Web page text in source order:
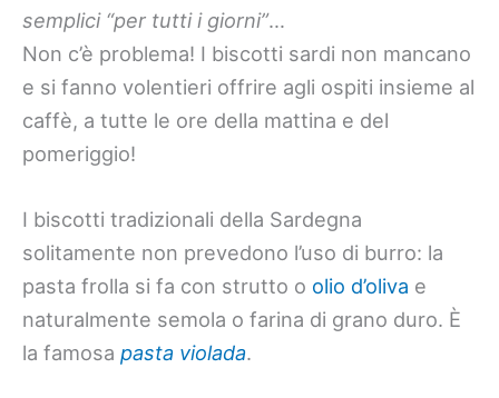
semplici “per tutti i giorni”…
Non c’è problema! I biscotti sardi non mancano
e si fanno volentieri offrire agli ospiti insieme al
caffè, a tutte le ore della mattina e del
pomeriggio!
I biscotti tradizionali della Sardegna
solitamente non prevedono l’uso di burro: la
pasta frolla si fa con strutto o olio d’oliva e
naturalmente semola o farina di grano duro. È
la famosa pasta violada.